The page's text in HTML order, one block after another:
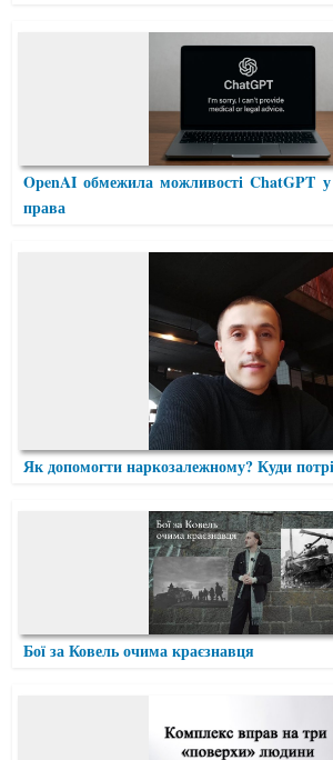
OpenAI обмежила можливості ChatGPT
права
Як допомогти наркозалежному? Куди
Бої за Ковель очима краєзнавця